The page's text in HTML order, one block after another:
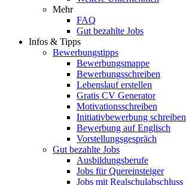
Mehr
FAQ
Gut bezahlte Jobs
Infos & Tipps
Bewerbungstipps
Bewerbungsmappe
Bewerbungsschreiben
Lebenslauf erstellen
Gratis CV Generator
Motivationsschreiben
Initiativbewerbung schreiben
Bewerbung auf Englisch
Vorstellungsgespräch
Gut bezahlte Jobs
Ausbildungsberufe
Jobs für Quereinsteiger
Jobs mit Realschulabschluss